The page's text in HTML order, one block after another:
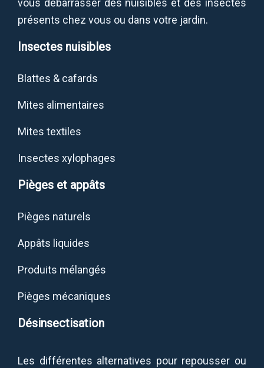
vous débarrasser des nuisibles et des insectes
présents chez vous ou dans votre jardin.
Insectes nuisibles
Blattes & cafards
Mites alimentaires
Mites textiles
Insectes xylophages
Pièges et appâts
Pièges naturels
Appâts liquides
Produits mélangés
Pièges mécaniques
Désinsectisation
Les différentes alternatives pour repousser ou